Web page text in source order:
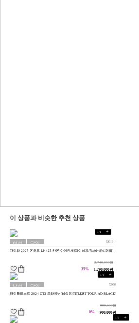
이 상품과 비슷한 추천 상품
1/1 +
여성
용
당일
배송
53019
다이와 2025 온오프 LP-425 카본 아이언세트[여성용/7i/#6~SW/퍼플]
2,740,000원
35% 1,790,000원
1/1 +
남성
용
당일
배송
52453
타이틀리스트 2024 GT3 드라이버[남성용/TITLEIST TOUR AD BLACK]
900,000원
0% 900,000원
1/5 +